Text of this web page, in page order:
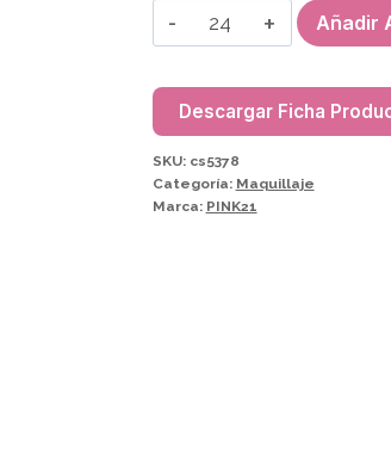
ILUMINADOR
LIQUIDO
CS5378
cantidad
Añadir
Descargar Ficha
SKU: cs5378
Categoría: Maquillaje
Marca: PINK21